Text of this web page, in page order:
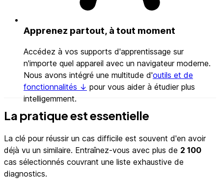
Apprenez partout, à tout moment
Accédez à vos supports d'apprentissage sur
n'importe quel appareil avec un navigateur moderne.
Nous avons intégré une multitude d'outils et de
fonctionnalités ↓ pour vous aider à étudier plus
intelligemment.
La pratique est essentielle
La clé pour réussir un cas difficile est souvent d'en avoir
déjà vu un similaire. Entraînez-vous avec plus de 2 100
cas sélectionnés couvrant une liste exhaustive de
diagnostics.